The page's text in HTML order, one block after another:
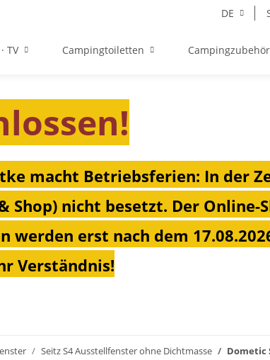
DE
TV Campingtoiletten Campingzubehör
macht Betriebsferien: In der
Shop) nicht besetzt. Der Online-
werden erst nach dem
Verständnis!
Seitz S4 Ausstellfenster ohne Dichtmasse Dometic